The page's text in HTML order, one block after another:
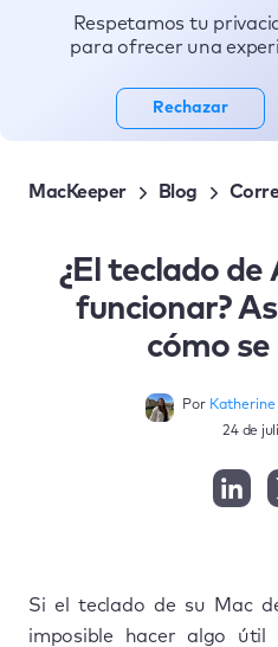
Tópicos
MacKeeper Blog
¿El teclado de
funcionar?
cómo
Por
24 de
Si el teclado de su Mac
imposible hacer algo
Respetamos tu
para ofrecer una
Rechazar